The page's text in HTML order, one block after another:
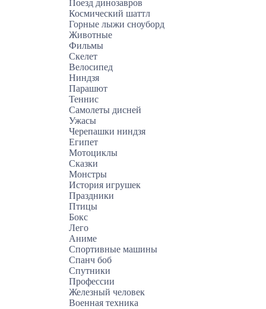
Поезд динозавров
Космический шаттл
Горные лыжи сноуборд
Животные
Фильмы
Скелет
Велосипед
Ниндзя
Парашют
Теннис
Самолеты дисней
Ужасы
Черепашки ниндзя
Египет
Мотоциклы
Сказки
Монстры
История игрушек
Праздники
Птицы
Бокс
Лего
Аниме
Спортивные машины
Спанч боб
Спутники
Профессии
Железный человек
Военная техника